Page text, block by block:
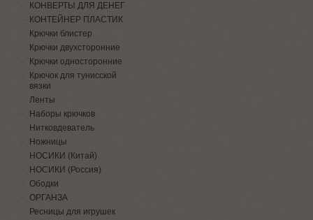
КОНВЕРТЫ ДЛЯ ДЕНЕГ
КОНТЕЙНЕР ПЛАСТИК
Крючки блистер
Крючки двухсторонние
Крючки односторонние
Крючок для тунисской
вязки
Ленты
Наборы крючков
Нитковдеватель
Ножницы
НОСИКИ (Китай)
НОСИКИ (Россия)
Ободки
ОРГАНЗА
Ресницы для игрушек